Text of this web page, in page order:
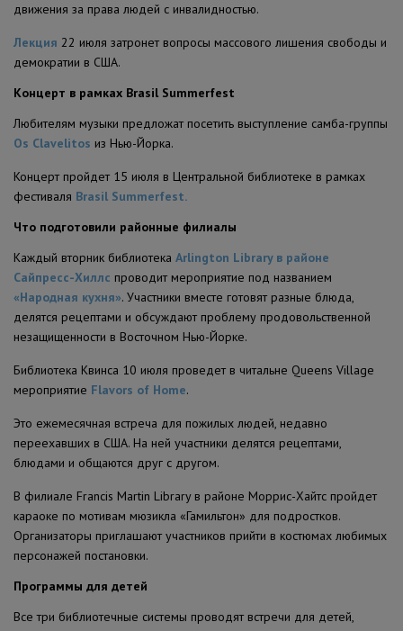
движения за права людей с инвалидностью.
Лекция 22 июля затронет вопросы массового лишения свободы и
демократии в США.
Концерт в рамках Brasil Summerfest
Любителям музыки предложат посетить выступление самба-группы
Os Clavelitos из Нью-Йорка.
Концерт пройдет 15 июля в Центральной библиотеке в рамках
фестиваля Brasil Summerfest.
Что подготовили районные филиалы
Каждый вторник библиотека Arlington Library в районе
Сайпресс-Хиллс проводит мероприятие под названием
«Народная кухня». Участники вместе готовят разные блюда,
делятся рецептами и обсуждают проблему продовольственной
незащищенности в Восточном Нью-Йорке.
Библиотека Квинса 10 июля проведет в читальне Queens Village
мероприятие Flavors of Home.
Это ежемесячная встреча для пожилых людей, недавно
переехавших в США. На ней участники делятся рецептами,
блюдами и общаются друг с другом.
В филиале Francis Martin Library в районе Моррис-Хайтс пройдет
караоке по мотивам мюзикла «Гамильтон» для подростков.
Организаторы приглашают участников прийти в костюмах любимых
персонажей постановки.
Программы для детей
Все три библиотечные системы проводят встречи для детей,